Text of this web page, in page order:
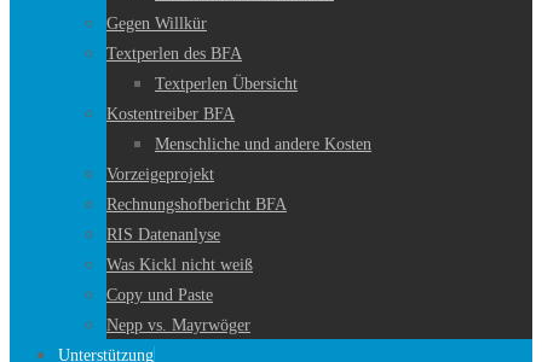
Gegen Willkür
Textperlen des BFA
Textperlen Übersicht
Kostentreiber BFA
Menschliche und andere Kosten
Vorzeigeprojekt
Rechnungshofbericht BFA
RIS Datenanlyse
Was Kickl nicht weiß
Copy und Paste
Nepp vs. Mayrwöger
Unterstützung